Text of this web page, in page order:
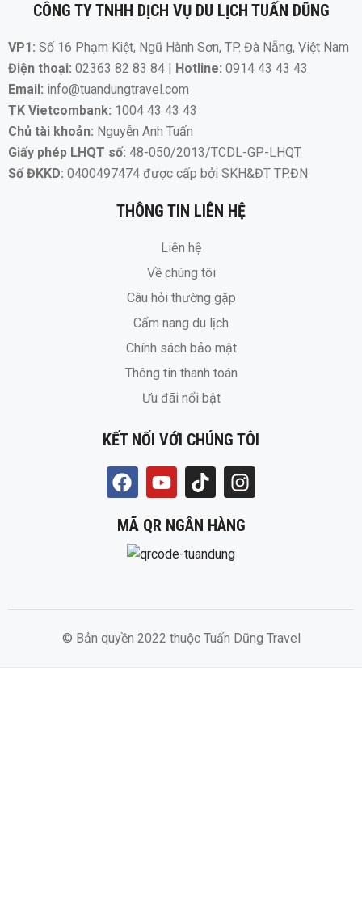
CÔNG TY TNHH DỊCH VỤ DU LỊCH TUẤN DŨNG
VP1: Số 16 Phạm Kiệt, Ngũ Hành Sơn, TP. Đà Nẵng, Việt Nam
Điện thoại: 02363 82 83 84 | Hotline: 0914 43 43 43
Email: info@tuandungtravel.com
TK Vietcombank: 1004 43 43 43
Chủ tài khoản: Nguyễn Anh Tuấn
Giấy phép LHQT số: 48-050/2013/TCDL-GP-LHQT
Số ĐKKD: 0400497474 được cấp bởi SKH&ĐT TP.ĐN
THÔNG TIN LIÊN HỆ
Liên hệ
Về chúng tôi
Câu hỏi thường gặp
Cẩm nang du lịch
Chính sách bảo mật
Thông tin thanh toán
Ưu đãi nổi bật
KẾT NỐI VỚI CHÚNG TÔI
MÃ QR NGÂN HÀNG
© Bản quyền 2022 thuộc Tuấn Dũng Travel